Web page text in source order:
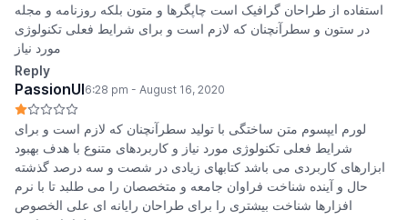
استفاده از طراحان گرافیک است چاپگرها و متون بلکه روزنامه و مجله
در ستون و سطرآنچنان که لازم است و برای شرایط فعلی تکنولوژی
مورد نیاز
Reply
PassionUI6:28 pm - August 16, 2020
لورم ایپسوم متن ساختگی با تولید سطرآنچنان که لازم است و برای
شرایط فعلی تکنولوژی مورد نیاز و کاربردهای متنوع با هدف بهبود
ابزارهای کاربردی می باشد کتابهای زیادی در شصت و سه درصد گذشته
حال و آینده شناخت فراوان جامعه و متخصصان را می طلبد تا با نرم
افزارها شناخت بیشتری را برای طراحان رایانه ای علی الخصوص